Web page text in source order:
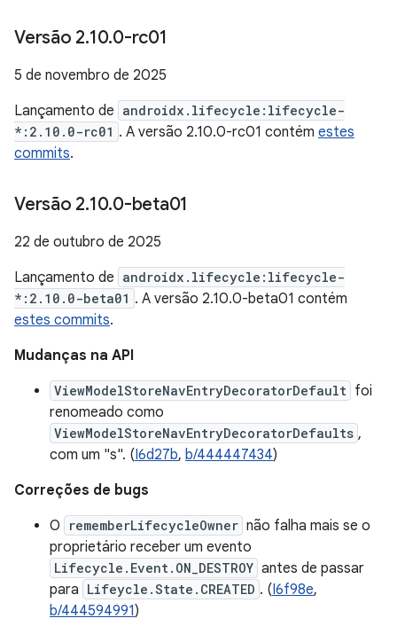
Versão 2.10.0-rc01
5 de novembro de 2025
Lançamento de androidx.lifecycle:lifecycle-
*:2.10.0-rc01 . A versão 2.10.0-rc01 contém estes
commits.
Versão 2.10.0-beta01
22 de outubro de 2025
Lançamento de androidx.lifecycle:lifecycle-
*:2.10.0-beta01 . A versão 2.10.0-beta01 contém
estes commits.
Mudanças na API
ViewModelStoreNavEntryDecoratorDefault foi
renomeado como
ViewModelStoreNavEntryDecoratorDefaults ,
com um "s". (I6d27b, b/444447434)
Correções de bugs
O
rememberLifecycleOwner não falha mais se o
proprietário receber um evento
Lifecycle.Event.ON_DESTROY antes de passar
para Lifeycle.State.CREATED . (I6f98e,
b/444594991)